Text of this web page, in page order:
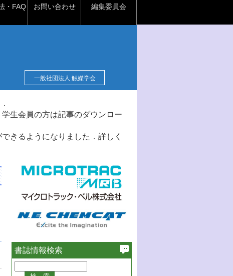
・FAQ お問い合わせ 編集委員会
一般社団法人 触媒学会
生会員の方は記事のダウンロー
きるようになりました．詳しく
書誌情報検索